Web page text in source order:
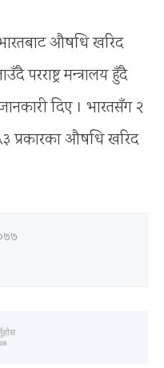
औषधि खरिद
परराष्ट्र मन्त्रालय हुँदै
दिए । भारतसँग २
प्रकारका औषधि खरिद